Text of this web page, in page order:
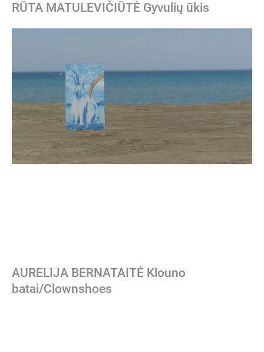
RŪTA MATULEVIČIŪTĖ Gyvulių ūkis
AURELIJA BERNATAITĖ Klouno
batai/Clownshoes